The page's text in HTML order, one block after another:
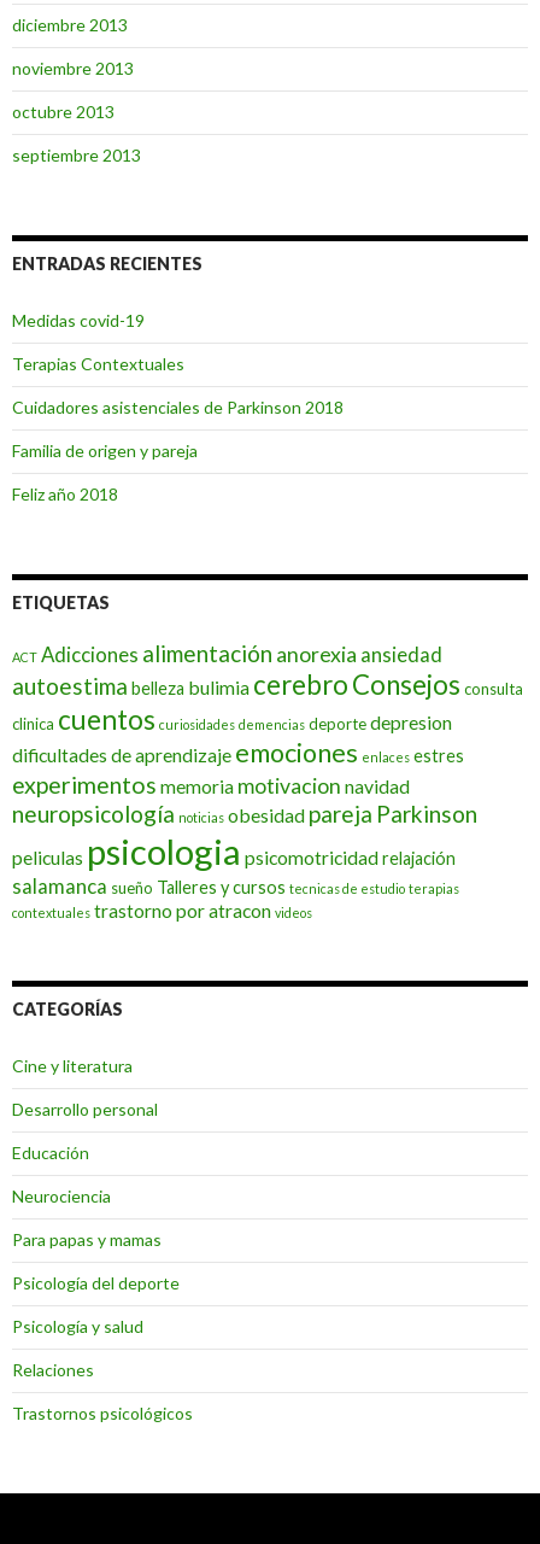
diciembre 2013
noviembre 2013
octubre 2013
septiembre 2013
ENTRADAS RECIENTES
Medidas covid-19
Terapias Contextuales
Cuidadores asistenciales de Parkinson 2018
Familia de origen y pareja
Feliz año 2018
ETIQUETAS
ACT Adicciones alimentación anorexia ansiedad
autoestima belleza bulimia cerebroConsejos consulta
clinica cuentos curiosidades demencias deportedepresion
dificultades de aprendizaje emociones enlaces estres
experimentos memoria motivacion navidad
neuropsicología noticias obesidad pareja Parkinson
peliculas psicologia psicomotricidadrelajación
salamanca sueño Talleres y cursos tecnicas de estudio terapias
contextuales trastorno por atracon videos
CATEGORÍAS
Cine y literatura
Desarrollo personal
Educación
Neurociencia
Para papas y mamas
Psicología del deporte
Psicología y salud
Relaciones
Trastornos psicológicos